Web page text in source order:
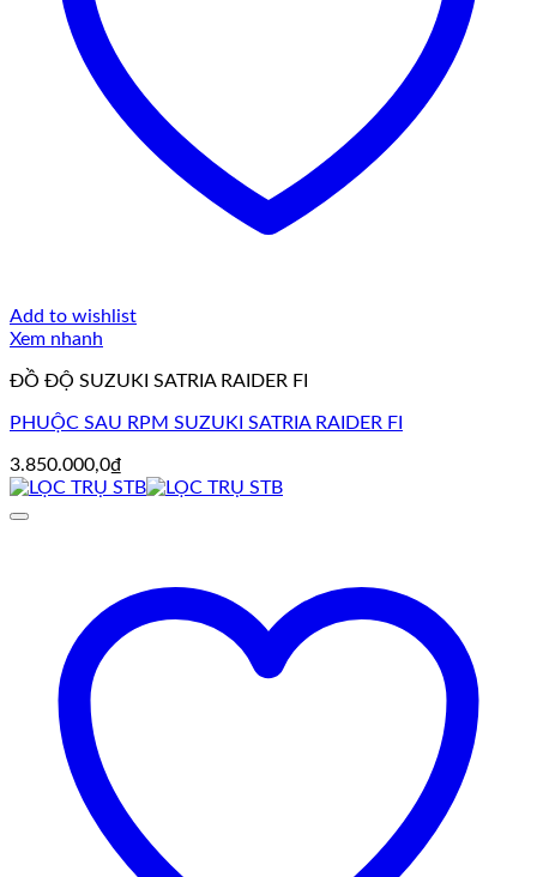
Add to wishlist
Xem nhanh
ĐỒ ĐỘ SUZUKI SATRIA RAIDER FI
PHUỘC SAU RPM SUZUKI SATRIA RAIDER FI
3.850.000,0₫